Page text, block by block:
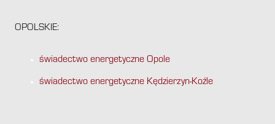
OPOLSKIE:
świadectwo energetyczne Opole
świadectwo energetyczne Kędzierzyn-Koźle